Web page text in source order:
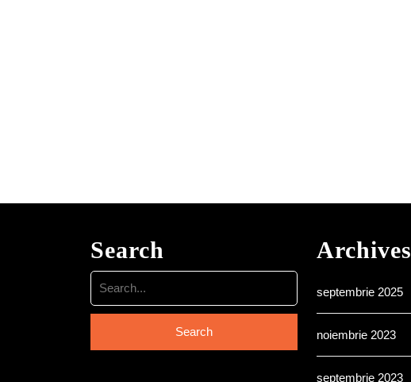
Search
Search
for:
Archives
septembrie 2025
noiembrie 2023
septembrie 2023